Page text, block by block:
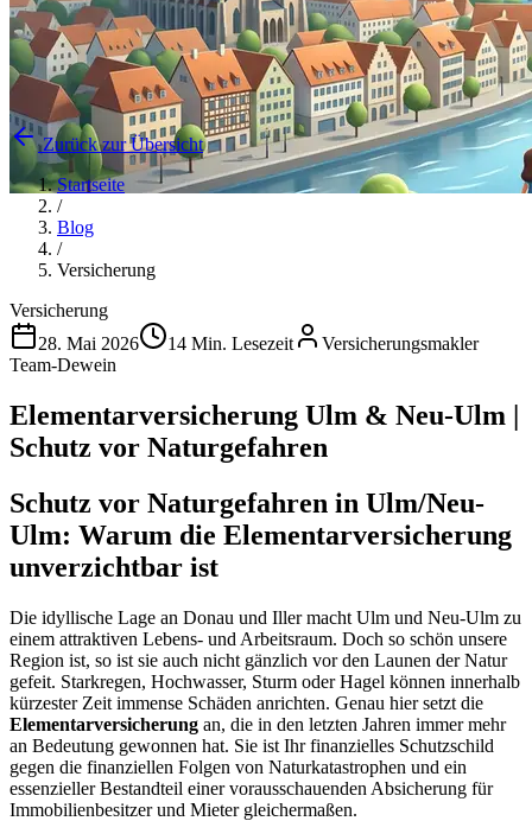
Zurück zur Übersicht
Startseite
/
Blog
/
Versicherung
Versicherung
28. Mai 2026
14 Min. Lesezeit
Versicherungsmakler
Team-Dewein
Elementarversicherung Ulm & Neu-Ulm |
Schutz vor Naturgefahren
Schutz vor Naturgefahren in Ulm/Neu-
Ulm: Warum die Elementarversicherung
unverzichtbar ist
Die idyllische Lage an Donau und Iller macht Ulm und Neu-Ulm zu
einem attraktiven Lebens- und Arbeitsraum. Doch so schön unsere
Region ist, so ist sie auch nicht gänzlich vor den Launen der Natur
gefeit. Starkregen, Hochwasser, Sturm oder Hagel können innerhalb
kürzester Zeit immense Schäden anrichten. Genau hier setzt die
Elementarversicherung an, die in den letzten Jahren immer mehr
an Bedeutung gewonnen hat. Sie ist Ihr finanzielles Schutzschild
gegen die finanziellen Folgen von Naturkatastrophen und ein
essenzieller Bestandteil einer vorausschauenden Absicherung für
Immobilienbesitzer und Mieter gleichermaßen.